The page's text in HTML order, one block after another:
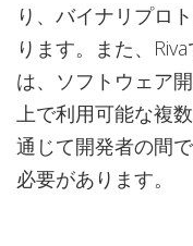
り、バイナリプロ
ります。また、
は、ソフトウェア
上で利用可能な複
通じて開発者の間
必要があります。